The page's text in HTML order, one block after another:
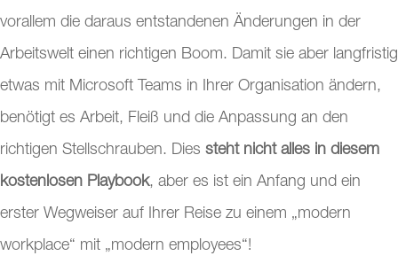
vorallem die daraus entstandenen Änderungen in der
Arbeitswelt einen richtigen Boom. Damit sie aber langfristig
etwas mit Microsoft Teams in Ihrer Organisation ändern,
benötigt es Arbeit, Fleiß und die Anpassung an den
richtigen Stellschrauben. Dies steht nicht alles in diesem
kostenlosen Playbook, aber es ist ein Anfang und ein
erster Wegweiser auf Ihrer Reise zu einem „modern
workplace“ mit „modern employees“!